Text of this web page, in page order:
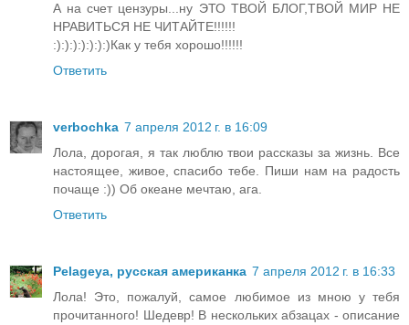
А на счет цензуры...ну ЭТО ТВОЙ БЛОГ,ТВОЙ МИР НЕ
НРАВИТЬСЯ НЕ ЧИТАЙТЕ!!!!!!
:):):):):):):)Как у тебя хорошо!!!!!!
Ответить
verbochka 7 апреля 2012 г. в 16:09
Лола, дорогая, я так люблю твои рассказы за жизнь. Все
настоящее, живое, спасибо тебе. Пиши нам на радость
почаще :)) Об океане мечтаю, ага.
Ответить
Pelageya, русская американка 7 апреля 2012 г. в 16:33
Лола! Это, пожалуй, самое любимое из мною у тебя
прочитанного! Шедевр! В нескольких абзацах - описание